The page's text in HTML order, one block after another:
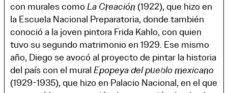
con murales comoLa Creación (1922), que hizo en
la Escuela Nacional Preparatoria, donde también
conoció a la joven pintora Frida Kahlo, con quien
tuvo su segundo matrimonio en 1929. Ese mismo
año, Diego se avocó al proyecto de pintar la historia
del país con el mural Epopeya del pueblo mexicano
(1929-1935), que hizo en Palacio Nacional, en el que